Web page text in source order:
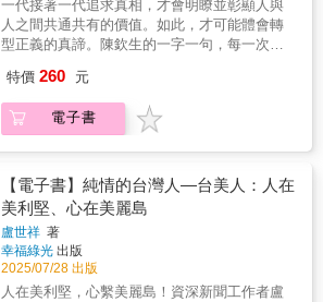
八事件紀念基金會執行長）見到魏廷朝先生在
獄中給子女的書信內容，感嘆其將自身所受的
苦難，化作喜樂給旁人的偉大情操，是真正的
箝制中寫下的「祝你快樂」，是父愛，也是對
自由的渴求。台灣人或許少有快樂的機會，卻
始終懷抱盼望。我們努力傳承記憶，是為了讓
員）魏廷朝在最絕望、最黑暗的牢獄裡，卻把
細微的光，照射在一封封的家書裡。他的身體
被關在牢裡，但他的心靈是個完全陪伴孩子成
長的爸爸。他回到牢房，舉起顫抖的手，寫
「你要好好愛護妹妹」這幾個字，這份愛的火
焰，炙熱到綠島再冷的海風，都吹不熄。這本
想與內心，從中窺見他對平凡幸福的渴望與追
求，對自由民主的想望與祝福，發現一個更完
整、更立體、更貼近你我生命經驗的魏廷朝，
體會他自由思想的日常與家庭實踐，愛家庭與
美幸（彭明敏文教基金會董事長）邱萬興（民
主運動影像工作者）堅韌推薦──一份跨越台灣
民主進程的愛，字句都在澆灌自由的種子茁
愛，給台灣民主最深遠的寄託。──黃守達（台
中市議員）每一則壯烈的革命故事，其實都是
溫暖的愛：愛自己的家人，愛這座島嶼，是希
望大家可以幸福快樂的祝福。──藍士博（二二
八事件紀念基金會執行長）見到魏廷朝先生在
獄中給子女的書信內容，感嘆其將自身所受的
一代接著一代追求真相，才會明瞭並彰顯人與
人之間共通共有的價值。如此，才可能體會轉
型正義的真諦。陳欽生的一字一句，每一次訴
是政治受難者，但從未捏造生謠、從未虛言道
假。我們忍痛回憶、一再訴說，為的是希望無
端加諸我們身上的悲劇不再重演。」一個馬來
陳欽生（人稱「生哥」）的生命故事，是一部
橫跨國界、穿透白色恐怖黑暗時代的個人史
詩。陳欽生1967年懷抱夢想來到臺灣，就讀臺
南成功大學化學工程學系，然而一紙錯誤的選
擇與一樁毫無關聯的事件，將他的黃金年華推
入國家暴力的深淵。酷刑煉獄：死刑起訴與虛
特價 260 元
電子書
【電子書】純情的台灣人—台美人：人在
美利堅、心在美麗島
盧世祥 著
幸福綠光 出版
2025/07/28 出版
人在美利堅，心繫美麗島！資深新聞工作者盧